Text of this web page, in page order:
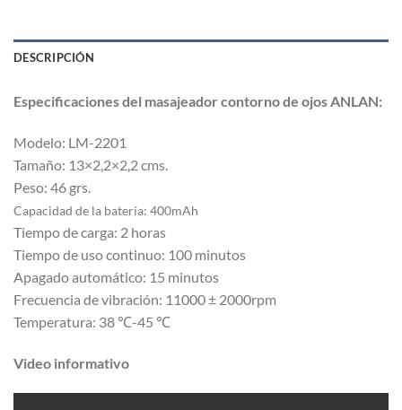
DESCRIPCIÓN
Especificaciones del masajeador contorno de ojos ANLAN:
Modelo: LM-2201
Tamaño: 13×2,2×2,2 cms.
Peso: 46 grs.
Capacidad de la batería: 400mAh
Tiempo de carga: 2 horas
Tiempo de uso continuo: 100 minutos
Apagado automático: 15 minutos
Frecuencia de vibración: 11000 ± 2000rpm
Temperatura: 38 ℃-45 ℃
Video informativo